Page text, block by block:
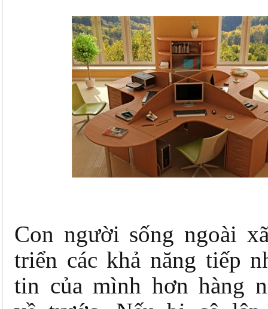
Con người sống ngoài
triển các khả năng tiếp
tin của mình hơn hàng